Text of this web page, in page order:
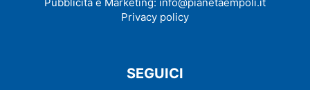
Privacy policy
SEGUICI